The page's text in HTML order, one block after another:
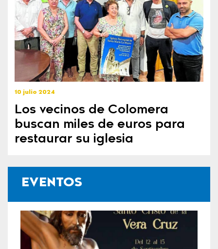
10 julio 2024
Los vecinos de Colomera
buscan miles de euros para
restaurar su iglesia
EVENTOS